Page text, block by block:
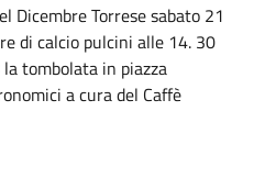
Dicembre Torrese sabato 21
di calcio pulcini alle 14. 30
tombolata in piazza
a cura del Caffè